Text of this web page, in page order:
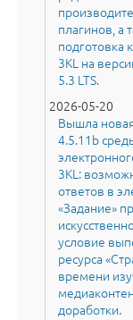
плагинов, а
подготовка
3KL на
5.3 LTS.
2026-05-20
Вышла
4.5.11b
3KL:
ответов в
«Задание»
условие
ресурса
времени
доработки.